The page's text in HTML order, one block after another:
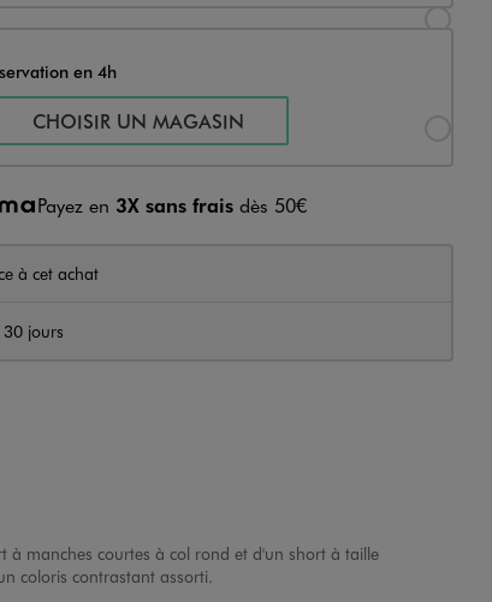
en 4h
Sélectionner l’option de livraison « Retrait
CHOISIR UN MAGASIN
Payez en 3X sans fraisdès 50€
à cet achat
30 jours
à manches courtes à col rond et d'un short à taille
coloris contrastant assorti.